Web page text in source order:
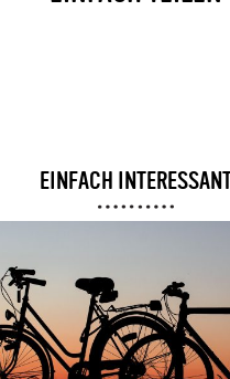
EINFACH INTERESSANT